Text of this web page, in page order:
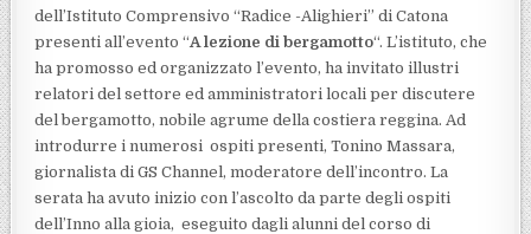
dell’Istituto Comprensivo “Radice -Alighieri” di Catona
presenti all’evento “A lezione di bergamotto“. L’istituto, che
ha promosso ed organizzato l’evento, ha invitato illustri
relatori del settore ed amministratori locali per discutere
del bergamotto, nobile agrume della costiera reggina. Ad
introdurre i numerosi ospiti presenti, Tonino Massara,
giornalista di GS Channel, moderatore dell’incontro. La
serata ha avuto inizio con l’ascolto da parte degli ospiti
dell’Inno alla gioia, eseguito dagli alunni del corso di